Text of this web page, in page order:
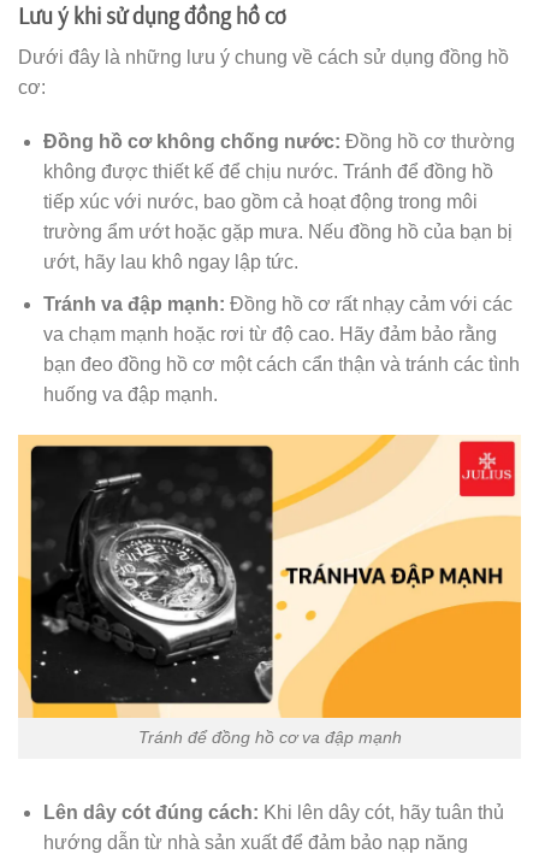
Lưu ý khi sử dụng đồng hồ cơ
Dưới đây là những lưu ý chung về cách sử dụng đồng hồ
cơ:
Đồng hồ cơ không chống nước: Đồng hồ cơ thường
không được thiết kế để chịu nước. Tránh để đồng hồ
tiếp xúc với nước, bao gồm cả hoạt động trong môi
trường ẩm ướt hoặc gặp mưa. Nếu đồng hồ của bạn bị
ướt, hãy lau khô ngay lập tức.
Tránh va đập mạnh: Đồng hồ cơ rất nhạy cảm với các
va chạm mạnh hoặc rơi từ độ cao. Hãy đảm bảo rằng
bạn đeo đồng hồ cơ một cách cẩn thận và tránh các tình
huống va đập mạnh.
Tránh để đồng hồ cơ va đập mạnh
Lên dây cót đúng cách: Khi lên dây cót, hãy tuân thủ
hướng dẫn từ nhà sản xuất để đảm bảo nạp năng